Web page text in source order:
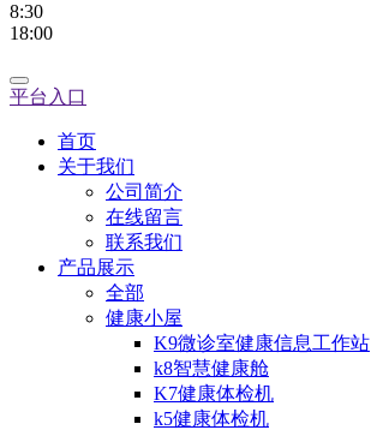
8:30
18:00
平台入口
首页
关于我们
公司简介
在线留言
联系我们
产品展示
全部
健康小屋
K9微诊室健康信息工作站
k8智慧健康舱
K7健康体检机
k5健康体检机